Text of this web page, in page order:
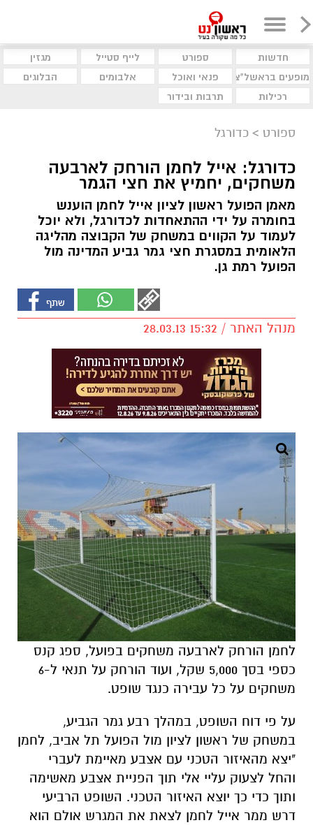
חדשות ספורט לייף סטייל
מגזין
מופעים בראשל"צ
פנאי ואוכל אלבומים
הבלוגים
רכילות
תרבות ובידור
ספורט > כדורגל
כדורגל: אייל לחמן הורחק לארבעה
משחקים, יחמיץ את חצי הגמר
מאמן הפועל ראשון לציון אייל לחמן הוענש
בחומרה על ידי ההתאחדות לכדורגל, ולא יוכל
לעמוד על הקווים במשחק של הקבוצה מהליגה
הלאומית במסגרת חצי גמר גביע המדינה מול
הפועל רמת גן.
מנהל האתר / 15:32 28.03.13
לחמן הורחק לארבעה משחקים בפועל, ספג קנס
כספי בסך 5,000 שקל, ועוד הורחק על תנאי ל-6
משחקים על כל עבירה כנגד שופט.
על פי דוח השופט, במהלך רבע גמר הגביע,
במשחק של ראשון לציון מול הפועל תל אביב, לחמן
"יצא מהאיזור הטכני עם אצבע מאיימת לעברי
והחל לצעוק עליי אלי תוך הפניית אצבע מאשימה
ותוך כדי כך יוצא האיזור הטכני. השופט הרביעי
דרש ממר אייל לחמן לצאת את המגרש אולם הוא